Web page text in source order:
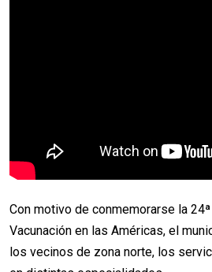
Con motivo de conmemorarse la
Vacunación en las Américas, el
los vecinos de zona norte, los